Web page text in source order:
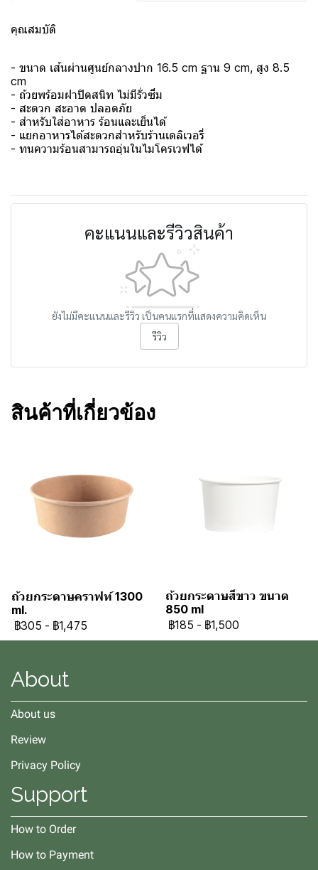
คุณสมบัติ
- ขนาด เส้นผ่านศูนย์กลางปาก 16.5 cm ฐาน 9 cm, สูง 8.5
cm
- ถ้วยพร้อมฝาปิดสนิท ไม่มีรั่วซึม
- สะดวก สะอาด ปลอดภัย
- สำหรับใส่อาหาร ร้อนและเย็นได้
- แยกอาหารได้สะดวกสำหรับร้านเดลิเวอรี่
- ทนความร้อนสามารถอุ่นในไมโครเวฟได้
คะแนนและรีวิวสินค้า
ยังไม่มีคะแนนและรีวิว เป็นคนแรกที่แสดงความคิดเห็น
รีวิว
สินค้าที่เกี่ยวข้อง
ถ้วยกระดาษคราฟท์ 1300
ml.
฿305 - ฿1,475
ถ้วยกระดาษสีขาว ขนาด
850 ml
฿185 - ฿1,500
About
About us
Review
Privacy Policy
Support
How to Order
How to Payment